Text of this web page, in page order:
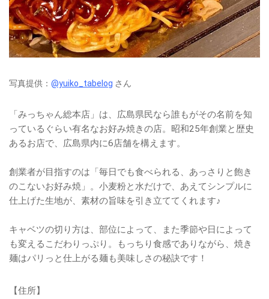
写真提供： @yuiko_tabelog さん
「みっちゃん総本店」は、広島県民なら誰もがその名前を知
っているぐらい有名なお好み焼きの店。昭和25年創業と歴史
あるお店で、広島県内に6店舗を構えます。
創業者が目指すのは「毎日でも食べられる、あっさりと飽き
のこないお好み焼」。小麦粉と水だけで、あえてシンプルに
仕上げた生地が、素材の旨味を引き立ててくれます♪
キャベツの切り方は、部位によって、また季節や日によって
も変えるこだわりっぷり。もっちり食感でありながら、焼き
麺はパリっと仕上がる麺も美味しさの秘訣です！
【住所】